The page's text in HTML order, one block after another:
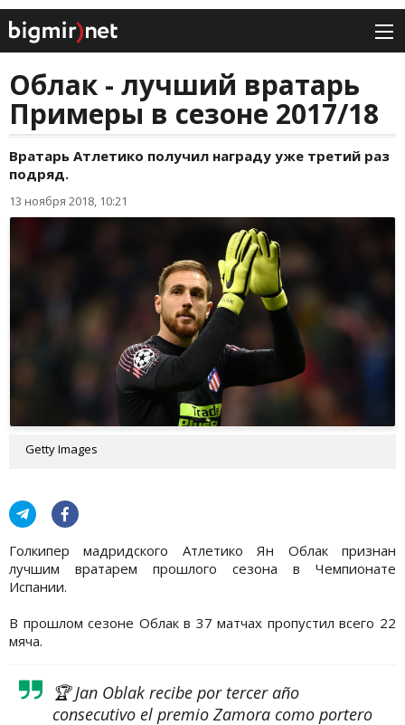
Облак - лучший вратарь
Примеры в сезоне 2017/18
Вратарь Атлетико получил награду уже третий раз
подряд.
13 ноября 2018, 10:21
Getty Images
Голкипер мадридского Атлетико Ян Облак признан
лучшим вратарем прошлого сезона в Чемпионате
Испании.
В прошлом сезоне Облак в 37 матчах пропустил всего 22
мяча.
🏆 Jan Oblak recibe por tercer año
consecutivo el premio Zamora como portero